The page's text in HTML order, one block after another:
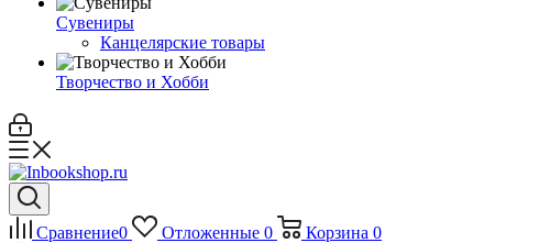
Сувениры
Канцелярские товары
Творчество и Хобби
Сравнение0 Отложенные 0 Корзина 0